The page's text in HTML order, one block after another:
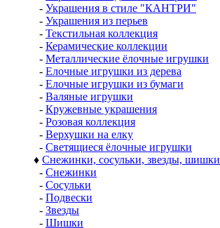
- Украшения в стиле "КАНТРИ"
- Украшения из перьев
- Текстильная коллекция
- Керамические коллекции
- Металлические ёлочные игрушки
- Елочные игрушки из дерева
- Елочные игрушки из бумаги
- Валяные игрушки
- Кружевные украшения
- Розовая коллекция
- Верхушки на елку
- Светящиеся ёлочные игрушки
♦ Снежинки, сосульки, звезды, шишки
- Снежинки
- Сосульки
- Подвески
- Звезды
- Шишки